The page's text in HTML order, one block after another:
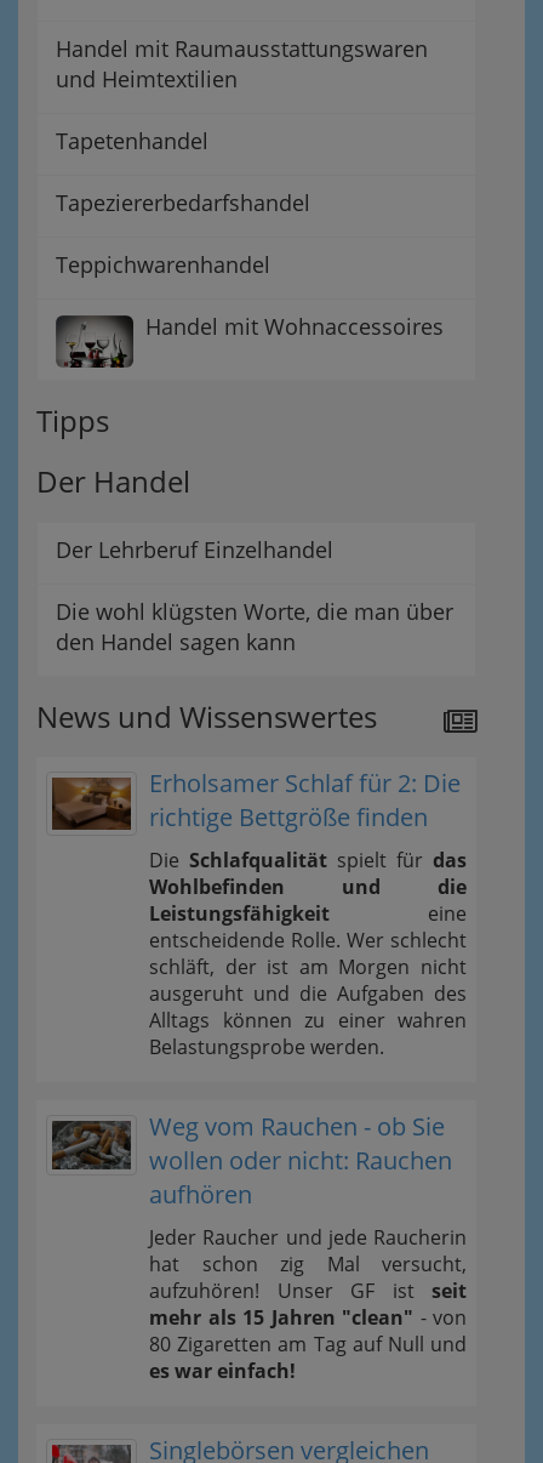
Handel mit Raumausstattungswaren
und Heimtextilien
Tapetenhandel
Tapeziererbedarfshandel
Teppichwarenhandel
Handel mit Wohnaccessoires
Tipps
Der Handel
Der Lehrberuf Einzelhandel
Die wohl klügsten Worte, die man über
den Handel sagen kann
News und Wissenswertes
Erholsamer Schlaf für 2: Die
richtige Bettgröße finden
Die Schlafqualität spielt für das
Wohlbefinden und die
Leistungsfähigkeit eine
entscheidende Rolle. Wer schlecht
schläft, der ist am Morgen nicht
ausgeruht und die Aufgaben des
Alltags können zu einer wahren
Belastungsprobe werden.
Weg vom Rauchen - ob Sie
wollen oder nicht: Rauchen
aufhören
Jeder Raucher und jede Raucherin
hat schon zig Mal versucht,
aufzuhören! Unser GF ist seit
mehr als 15 Jahren "clean" - von
80 Zigaretten am Tag auf Null und
es war einfach!
Singlebörsen vergleichen